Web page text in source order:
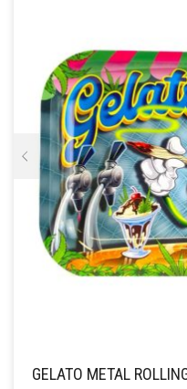
GELATO METAL